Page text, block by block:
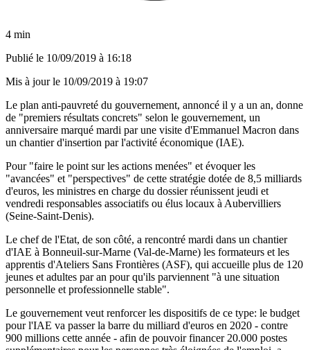
4 min
Publié le 10/09/2019 à 16:18
Mis à jour le 10/09/2019 à 19:07
Le plan anti-pauvreté du gouvernement, annoncé il y a un an, donne
de "premiers résultats concrets" selon le gouvernement, un
anniversaire marqué mardi par une visite d'Emmanuel Macron dans
un chantier d'insertion par l'activité économique (IAE).
Pour "faire le point sur les actions menées" et évoquer les
"avancées" et "perspectives" de cette stratégie dotée de 8,5 milliards
d'euros, les ministres en charge du dossier réunissent jeudi et
vendredi responsables associatifs ou élus locaux à Aubervilliers
(Seine-Saint-Denis).
Le chef de l'Etat, de son côté, a rencontré mardi dans un chantier
d'IAE à Bonneuil-sur-Marne (Val-de-Marne) les formateurs et les
apprentis d'Ateliers Sans Frontières (ASF), qui accueille plus de 120
jeunes et adultes par an pour qu'ils parviennent "à une situation
personnelle et professionnelle stable".
Le gouvernement veut renforcer les dispositifs de ce type: le budget
pour l'IAE va passer la barre du milliard d'euros en 2020 - contre
900 millions cette année - afin de pouvoir financer 20.000 postes